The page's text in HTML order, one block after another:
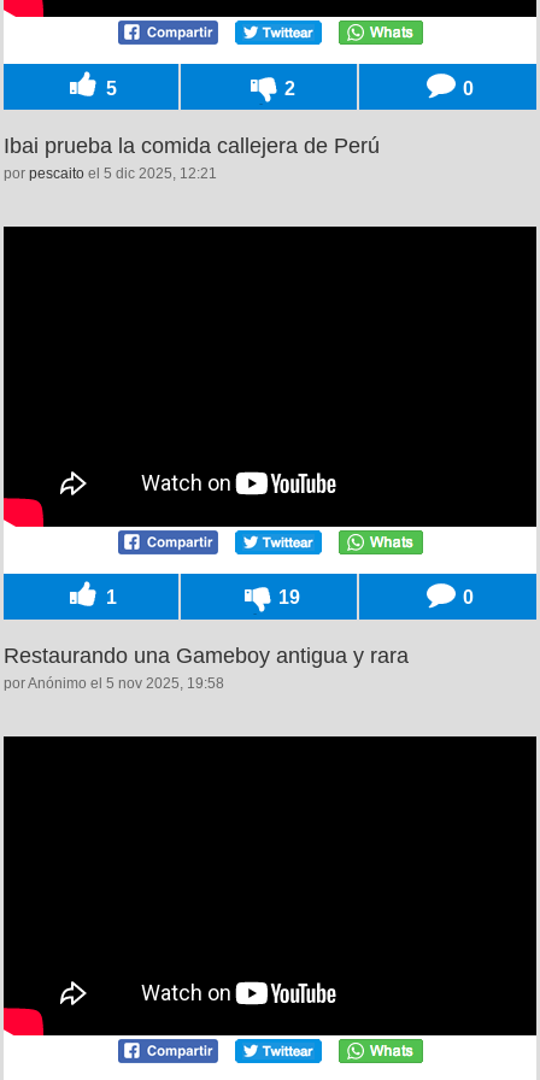
5 2 0
Ibai prueba la comida callejera de Perú
por pescaito el 5 dic 2025, 12:21
1 19 0
Restaurando una Gameboy antigua y rara
por Anónimo el 5 nov 2025, 19:58